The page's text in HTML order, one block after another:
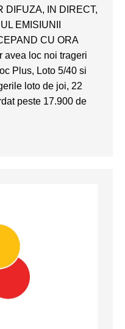
DIFUZA, IN DIRECT,
EMISIUNII
CU ORA
avea loc noi trageri
Plus, Loto 5/40 si
loto de joi, 22
peste 17.900 de